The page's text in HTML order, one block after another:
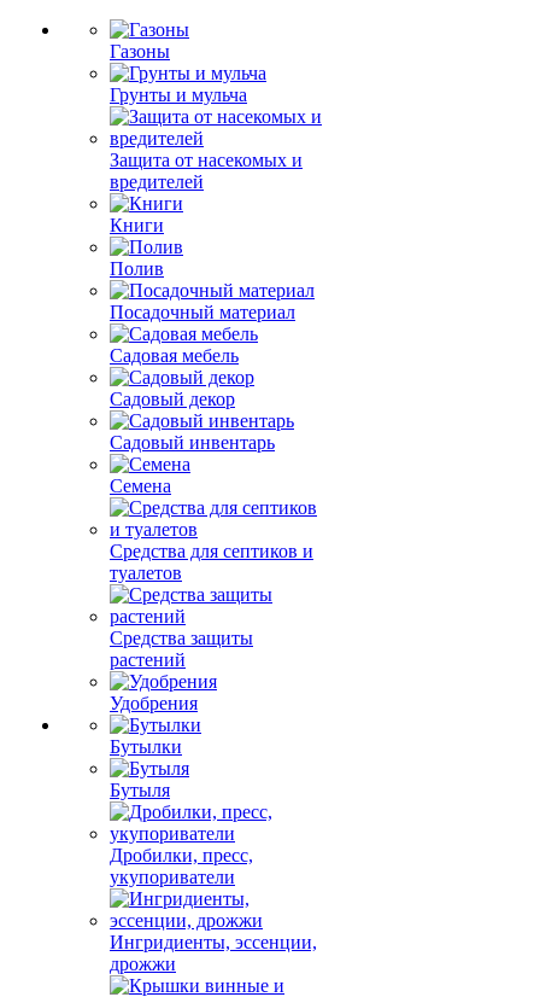
Газоны
Грунты и мульча
Защита от насекомых и
вредителей
Книги
Полив
Посадочный материал
Садовая мебель
Садовый декор
Садовый инвентарь
Семена
Средства для септиков и
туалетов
Средства защиты
растений
Удобрения
Бутылки
Бутыля
Дробилки, пресс,
укупориватели
Ингридиенты, эссенции,
дрожжи